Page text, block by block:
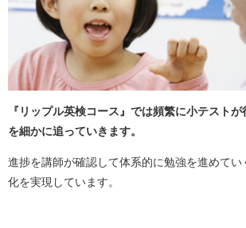
『リップル英検コース』では頻繁に小テスト
を細かに追っていきます。
進捗を講師が確認して体系的に勉強を進めてい
化を実現しています。